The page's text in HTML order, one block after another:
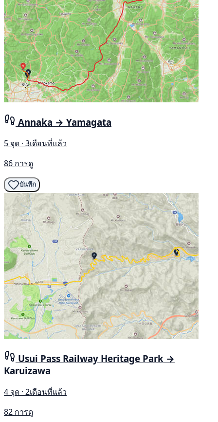
Annaka → Yamagata
5 จุด · 3เดือนที่แล้ว
86 การดู
บันทึก
Usui Pass Railway Heritage Park →
Karuizawa
4 จุด · 2เดือนที่แล้ว
82 การดู